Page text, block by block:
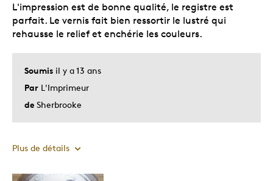
Soumis il y a 13 ans
Par L'Imprimeur
de Sherbrooke
L'impression est de bonne qualité, le registre est
parfait. Le vernis fait bien ressortir le lustré qui
rehausse le relief et enchérie les couleurs.
Plus de détails